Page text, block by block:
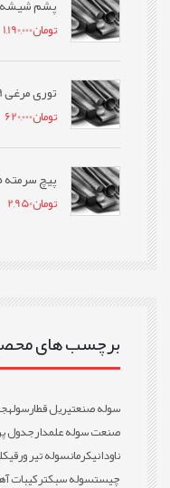
پشم شیشه
تومان1,190,000
توری مرغی 9کیلویی
تومان620,000
پیچ سرمته 7/5سانت تایوان
تومان2,950
برچسب های
سوله صنعتیریل قطارسوله
صنعت سوله علمدارجدول
ناودانیکرمانسوله تیر ورقی
چیستسوله سبکترکیبات